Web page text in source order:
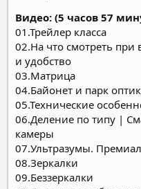
Видео: (5 часов 57
01.Трейлер класса
02.На что смотреть
и удобство
03.Матрица
04.Байонет и парк
05.Технические
06.Деление по типу |
камеры
07.Ультразумы.
08.Зеркалки
09.Беззеркалки